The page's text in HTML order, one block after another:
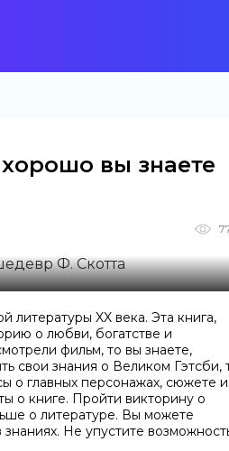
вы знаете
литературы XX века. Эта книга,
о любви, богатстве и
фильм, то вы знаете,
свои знания о Великом Гэтсби,
о главных персонажах, сюжете и
о книге. Пройти викторину о
о литературе. Вы можете
Не упустите